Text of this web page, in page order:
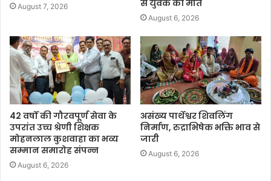
August 7, 2026
से युवक की मौत
August 6, 2026
42 वर्षों की गौरवपूर्ण सेवा के
उपरांत उच्च श्रेणी शिक्षक
मोहनलाल कुशवाहा का भव्य
सम्मान समारोह संपन्न
August 6, 2026
असंख्य पार्थेश्वर शिवलिंग
निर्माण, रुद्राभिषेक भक्ति भाव से
जारी
August 6, 2026